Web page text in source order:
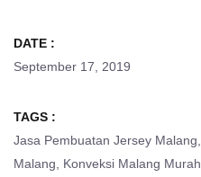
DATE :
September 17, 2019
TAGS :
Jasa Pembuatan Jersey Malang
Malang
Konveksi Malang Murah